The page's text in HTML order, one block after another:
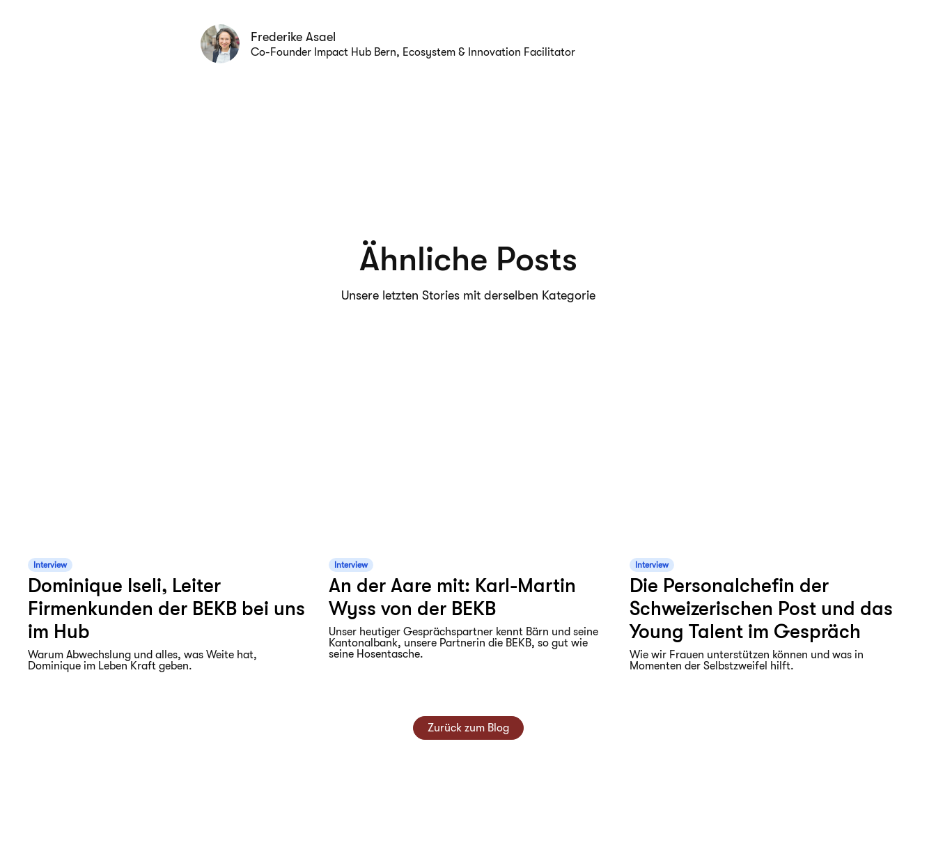
Frederike Asael
Co-Founder Impact Hub Bern, Ecosystem & Innovation Facilitator
Ähnliche Posts
Unsere letzten Stories mit derselben Kategorie
Interview
Dominique Iseli, Leiter
Firmenkunden der BEKB bei uns
im Hub
Warum Abwechslung und alles, was Weite hat,
Dominique im Leben Kraft geben.
Interview
An der Aare mit: Karl-Martin
Wyss von der BEKB
Unser heutiger Gesprächspartner kennt Bärn und seine
Kantonalbank, unsere Partnerin die BEKB, so gut wie
seine Hosentasche.
Interview
Die Personalchefin der
Schweizerischen Post und das
Young Talent im Gespräch
Wie wir Frauen unterstützen können und was in
Momenten der Selbstzweifel hilft.
Zurück zum Blog